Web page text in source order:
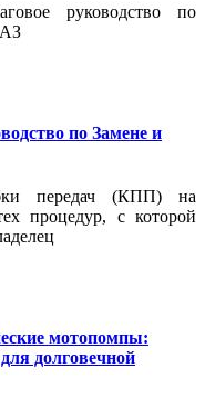
руководство по
по Замене и
передач (КПП) на
процедур, с которой
мотопомпы:
долговечной